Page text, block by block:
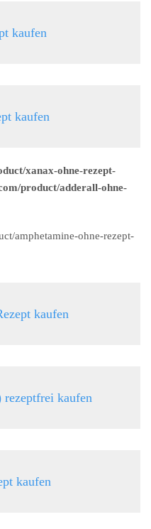
kaufen
kaufen
xanax-ohne-rezept-
product/adderall-ohne-
amphetamine-ohne-rezept-
kaufen
kaufen
kaufen